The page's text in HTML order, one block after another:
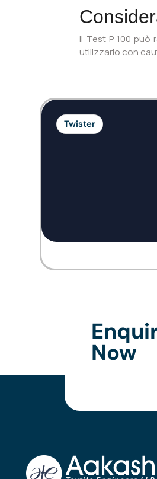
Il Test P 100
utilizzarlo con
Twister
Now